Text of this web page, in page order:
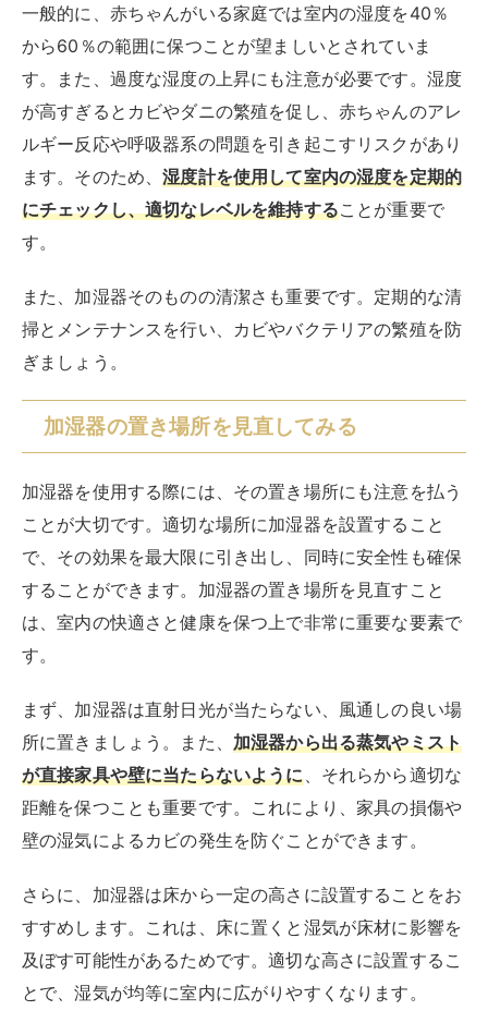
一般的に、赤ちゃんがいる家庭では室内の湿度を40％
から60％の範囲に保つことが望ましいとされていま
す。また、過度な湿度の上昇にも注意が必要です。湿度
が高すぎるとカビやダニの繁殖を促し、赤ちゃんのアレ
ルギー反応や呼吸器系の問題を引き起こすリスクがあり
ます。そのため、湿度計を使用して室内の湿度を定期的
にチェックし、適切なレベルを維持することが重要で
す。
また、加湿器そのものの清潔さも重要です。定期的な清
掃とメンテナンスを行い、カビやバクテリアの繁殖を防
ぎましょう。
加湿器の置き場所を見直してみる
加湿器を使用する際には、その置き場所にも注意を払う
ことが大切です。適切な場所に加湿器を設置すること
で、その効果を最大限に引き出し、同時に安全性も確保
することができます。加湿器の置き場所を見直すこと
は、室内の快適さと健康を保つ上で非常に重要な要素で
す。
まず、加湿器は直射日光が当たらない、風通しの良い場
所に置きましょう。また、 加湿器から出る蒸気やミスト
が直接家具や壁に当たらないように、それらから適切な
距離を保つことも重要です。これにより、家具の損傷や
壁の湿気によるカビの発生を防ぐことができます。
さらに、加湿器は床から一定の高さに設置することをお
すすめします。これは、床に置くと湿気が床材に影響を
及ぼす可能性があるためです。適切な高さに設置するこ
とで、湿気が均等に室内に広がりやすくなります。